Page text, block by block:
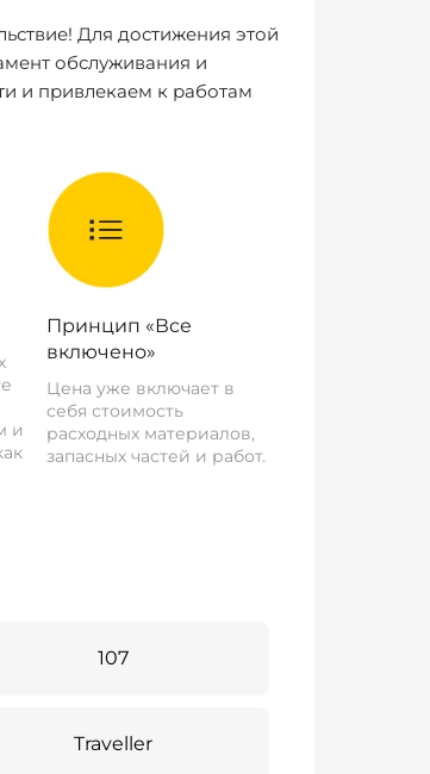
Для достижения этой
обслуживания и
и привлекаем к работам
и
Принцип «Все
включено»
Цена уже включает в
себя стоимость
расходных материалов,
запасных частей и работ.
107
Traveller